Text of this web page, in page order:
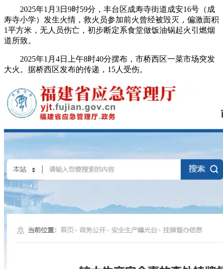
2025年1月3日9时59分，丰台区成寿寺街道成安16号（成
寿寺小学）发生火情，救火员参加前火曾经被毁灭，偏激面积
1平方米，无人员伤亡，初步断定系食堂做饭油锅起火引燃烟
道所致。
2025年1月4日上午8时40分摆布，市桥西区一菜市场突发
大火。据桥西区发布的传递，15人受伤。